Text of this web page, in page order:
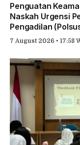
Penguatan
Naskah Urgensi
Pengadilan
7 August 2026 • 17:58